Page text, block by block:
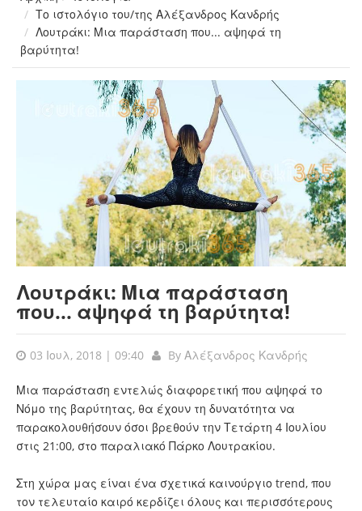
Το ιστολόγιο του/της Αλέξανδρος Κανδρής
Λουτράκι: Μια παράσταση που... αψηφά τη
βαρύτητα!
Λουτράκι: Μια παράσταση
που... αψηφά τη βαρύτητα!
03 Ιουλ, 2018 | 09:40 By Αλέξανδρος Κανδρής
Μια παράσταση εντελώς διαφορετική που αψηφά το
Νόμο της βαρύτητας, θα έχουν τη δυνατότητα να
παρακολουθήσουν όσοι βρεθούν την Τετάρτη 4 Ιουλίου
στις 21:00, στο παραλιακό Πάρκο Λουτρακίου.
Στη χώρα μας είναι ένα σχετικά καινούργιο trend, που
τον τελευταίο καιρό κερδίζει όλους και περισσότερους